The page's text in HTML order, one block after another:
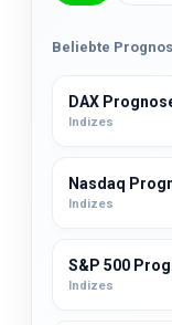
Beliebte
DAX
Indizes
Nasdaq
Indizes
S&P 500
Indizes